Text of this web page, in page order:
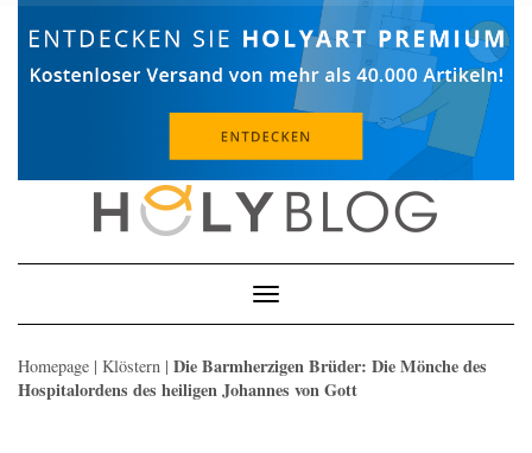
Toggle
Navigation
Homepage | Klöstern | Die Barmherzigen Brüder: Die Mönche des
Hospitalordens des heiligen Johannes von Gott